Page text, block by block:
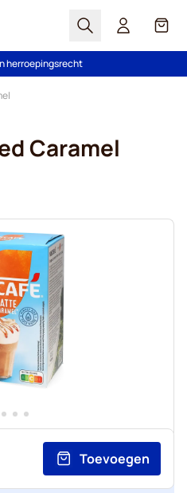
Zoek Cart
vanaf € 49
herroepingsrecht
Caramel
Toevoegen